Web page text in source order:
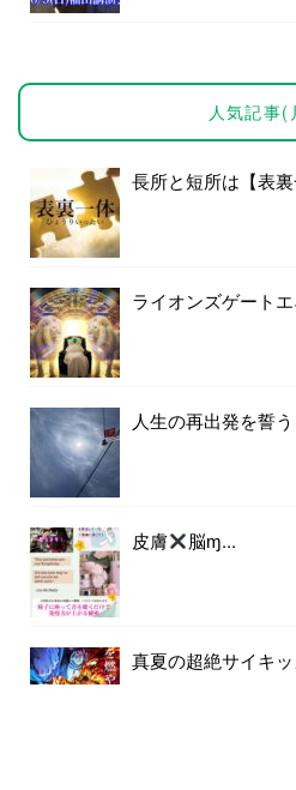
人気記事(
長所と短所は【表
ライオンズゲート
人生の再出発を誓
皮膚 脳ɱ...
真夏の超絶サイキ